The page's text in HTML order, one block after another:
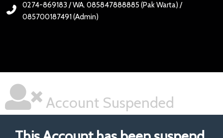
0274-869183 / WA. 085847888885 (Pak Warta) /
085700187491 (Admin)
Account Suspended